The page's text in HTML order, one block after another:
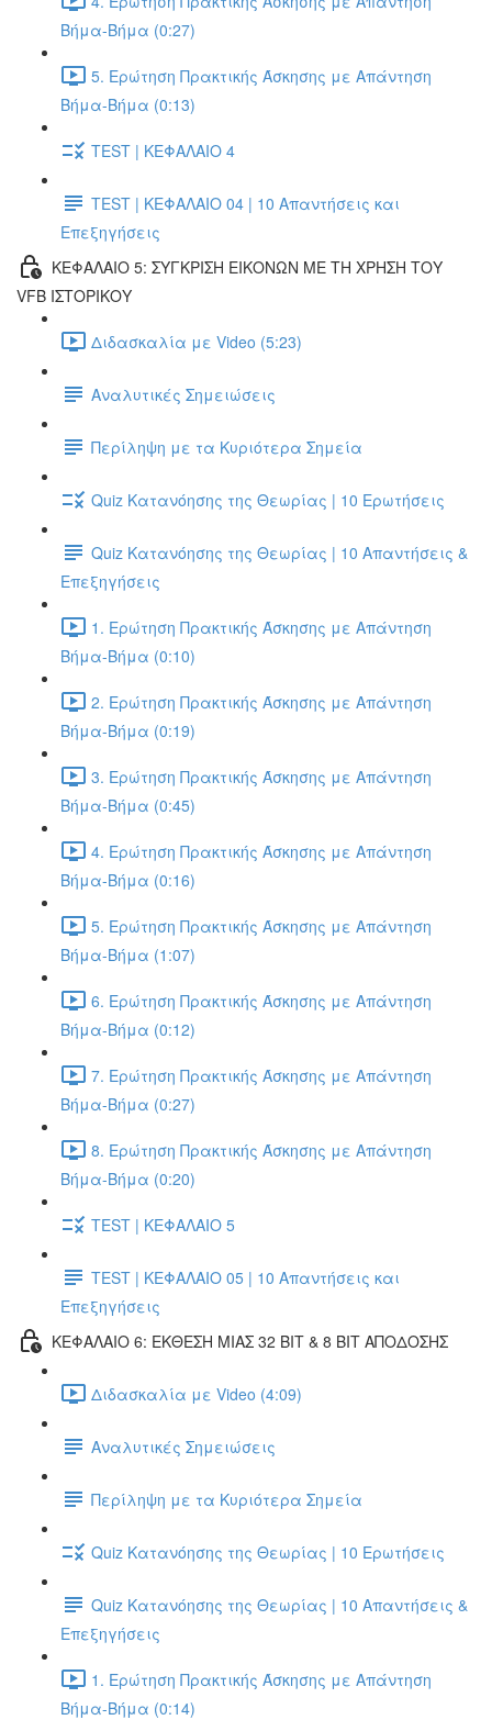
Βήμα-Βήμα (0:27)
5. Ερώτηση Πρακτικής Άσκησης με Απάντηση
Βήμα-Βήμα (0:13)
TEST | ΚΕΦΑΛΑΙΟ 4
TEST | ΚΕΦΑΛΑΙΟ 04 | 10 Απαντήσεις και
Επεξηγήσεις
ΚΕΦΑΛΑΙΟ 5: ΣΥΓΚΡΙΣΗ ΕΙΚΟΝΩΝ ΜΕ ΤΗ ΧΡΗΣΗ ΤΟΥ
VFB ΙΣΤΟΡΙΚΟΥ
Διδασκαλία με Video (5:23)
Αναλυτικές Σημειώσεις
Περίληψη με τα Κυριότερα Σημεία
Quiz Κατανόησης της Θεωρίας | 10 Ερωτήσεις
Quiz Κατανόησης της Θεωρίας | 10 Απαντήσεις &
Επεξηγήσεις
1. Ερώτηση Πρακτικής Άσκησης με Απάντηση
Βήμα-Βήμα (0:10)
2. Ερώτηση Πρακτικής Άσκησης με Απάντηση
Βήμα-Βήμα (0:19)
3. Ερώτηση Πρακτικής Άσκησης με Απάντηση
Βήμα-Βήμα (0:45)
4. Ερώτηση Πρακτικής Άσκησης με Απάντηση
Βήμα-Βήμα (0:16)
5. Ερώτηση Πρακτικής Άσκησης με Απάντηση
Βήμα-Βήμα (1:07)
6. Ερώτηση Πρακτικής Άσκησης με Απάντηση
Βήμα-Βήμα (0:12)
7. Ερώτηση Πρακτικής Άσκησης με Απάντηση
Βήμα-Βήμα (0:27)
8. Ερώτηση Πρακτικής Άσκησης με Απάντηση
Βήμα-Βήμα (0:20)
TEST | ΚΕΦΑΛΑΙΟ 5
TEST | ΚΕΦΑΛΑΙΟ 05 | 10 Απαντήσεις και
Επεξηγήσεις
ΚΕΦΑΛΑΙΟ 6: ΕΚΘΕΣΗ ΜΙΑΣ 32 BIT & 8 BIT ΑΠΟΔΟΣΗΣ
Διδασκαλία με Video (4:09)
Αναλυτικές Σημειώσεις
Περίληψη με τα Κυριότερα Σημεία
Quiz Κατανόησης της Θεωρίας | 10 Ερωτήσεις
Quiz Κατανόησης της Θεωρίας | 10 Απαντήσεις &
Επεξηγήσεις
1. Ερώτηση Πρακτικής Άσκησης με Απάντηση
Βήμα-Βήμα (0:14)